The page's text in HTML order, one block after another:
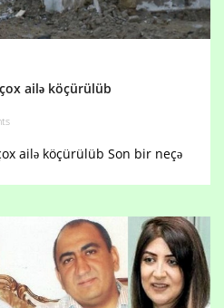
ailə köçürülüb
ailə köçürülüb Son bir neçə